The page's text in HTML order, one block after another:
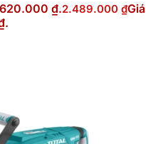
₫.2.489.000 ₫Giá